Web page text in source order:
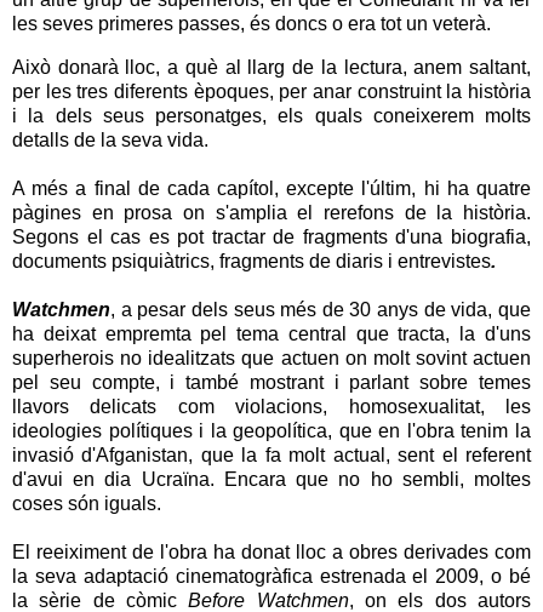
les seves primeres passes, és doncs o era tot un veterà.
Això donarà lloc, a què al llarg de la lectura, anem saltant,
per les tres diferents èpoques, per anar construint la història
i la dels seus personatges, els quals coneixerem molts
detalls de la seva vida.
A més a final de cada capítol, excepte l'últim, hi ha quatre
pàgines en prosa on s'amplia el rerefons de la història.
Segons el cas es pot tractar de fragments d'una biografia,
documents psiquiàtrics, fragments de diaris i entrevistes.
Watchmen, a pesar dels seus més de 30 anys de vida, que
ha deixat empremta pel tema central que tracta, la d'uns
superherois no idealitzats que actuen on molt sovint actuen
pel seu compte, i també mostrant i parlant sobre temes
llavors delicats com violacions, homosexualitat, les
ideologies polítiques i la geopolítica, que en l'obra tenim la
invasió d'Afganistan, que la fa molt actual, sent el referent
d'avui en dia Ucraïna. Encara que no ho sembli, moltes
coses són iguals.
El reeiximent de l'obra ha donat lloc a obres derivades com
la seva adaptació cinematogràfica estrenada el 2009, o bé
la sèrie de còmicBefore Watchmen, on els dos autors